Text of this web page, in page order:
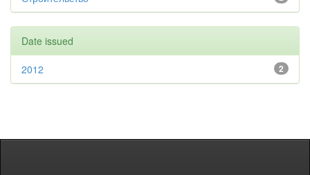
Date issued
2
2012